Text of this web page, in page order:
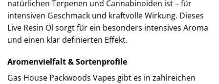
natürlichen Terpenen und Cannabinoiden ist – für
intensiven Geschmack und kraftvolle Wirkung. Dieses
Live Resin Öl sorgt für ein besonders intensives Aroma
und einen klar definierten Effekt.
Aromenvielfalt & Sortenprofile
Gas House Packwoods Vapes gibt es in zahlreichen